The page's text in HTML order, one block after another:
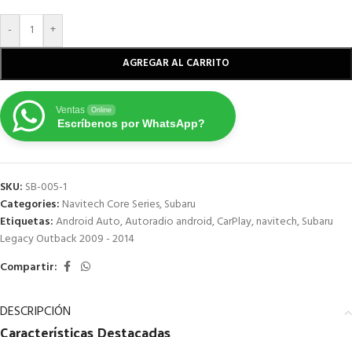
- +
AGREGAR AL CARRITO
Ventas Online
Escríbenos por WhatsApp?
SKU: SB-005-1
Categories: Navitech Core Series,Subaru
Etiquetas:Android Auto,Autoradio android,CarPlay,navitech,Subaru
Legacy Outback 2009 - 2014
Compartir:
DESCRIPCIÓN